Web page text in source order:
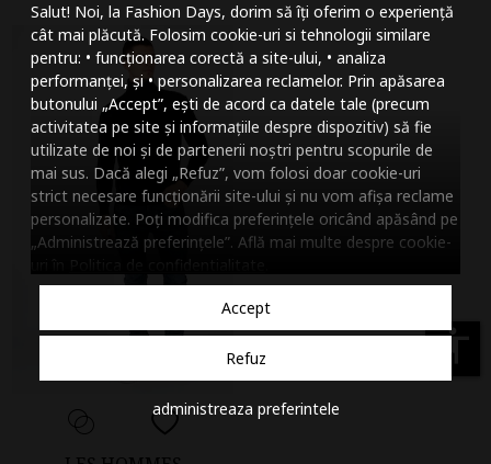
Salut! Noi, la Fashion Days, dorim să îți oferim o experiență
cât mai plăcută. Folosim cookie-uri si tehnologii similare
pentru: • funcționarea corectă a site-ului, • analiza
performanței, și • personalizarea reclamelor. Prin apăsarea
butonului „Accept”, ești de acord ca datele tale (precum
activitatea pe site și informațiile despre dispozitiv) să fie
utilizate de noi și de partenerii noștri pentru scopurile de
mai sus. Dacă alegi „Refuz”, vom folosi doar cookie-uri
strict necesare funcționării site-ului și nu vom afișa reclame
personalizate. Poți modifica preferințele oricând apăsând pe
„Administrează preferințele”. Află mai multe despre cookie-
Accept
Refuz
administreaza preferintele
accessibility
Micsoreaza
Mareste spatierea
Micsoreaza
Mareste inaltimea
Micsoreaza
Inverseaza culorile
Nuante de gri
Cursor mare
Subliniaza link-urile